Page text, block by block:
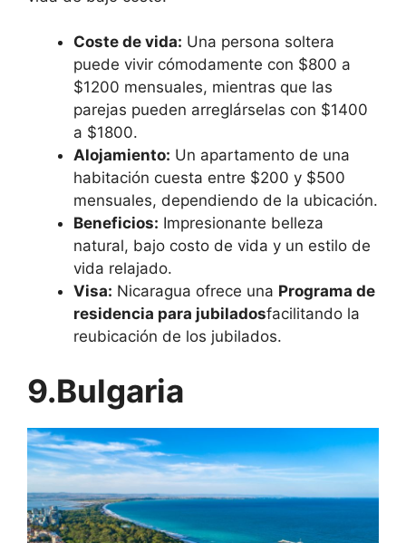
Coste de vida: Una persona soltera
puede vivir cómodamente con $800 a
$1200 mensuales, mientras que las
parejas pueden arreglárselas con $1400
a $1800.
Alojamiento: Un apartamento de una
habitación cuesta entre $200 y $500
mensuales, dependiendo de la ubicación.
Beneficios: Impresionante belleza
natural, bajo costo de vida y un estilo de
vida relajado.
Visa: Nicaragua ofrece una Programa de
residencia para jubiladosfacilitando la
reubicación de los jubilados.
9.Bulgaria